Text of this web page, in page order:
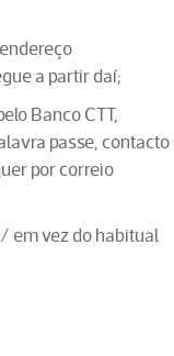
a partir daí;
Banco CTT,
passe, contacto
por correio
em vez do habitual